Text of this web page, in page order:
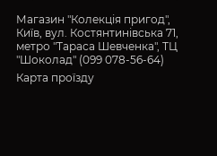
Магазин "Колекція пригод",
Київ, вул. Костянтинівська 71,
метро "Тараса Шевченка", ТЦ
"Шоколад" (099 078-56-64)
Карта проїзду